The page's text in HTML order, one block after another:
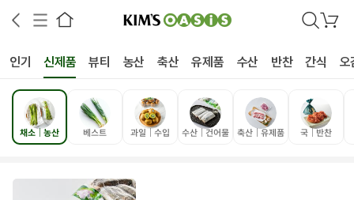
구
니
인기 신제품 뷰티 농산 축산 유제품 수산 반찬 간식 오
베스트
채소│농산 과일│수입 수산│건어물 축산│유제품 국│반찬